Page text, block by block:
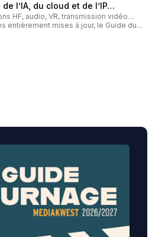
l’IA, du cloud et de l’IP…
HF, audio, VR, transmission vidéo…
entièrement mises à jour, le Guide du...